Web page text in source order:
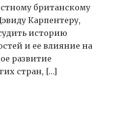
британскому
Карпентеру,
историю
и ее влияние на
развитие
стран, […]